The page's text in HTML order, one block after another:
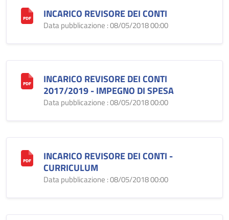
INCARICO REVISORE DEI CONTI
Data pubblicazione : 08/05/2018 00:00
INCARICO REVISORE DEI CONTI
2017/2019 - IMPEGNO DI SPESA
Data pubblicazione : 08/05/2018 00:00
INCARICO REVISORE DEI CONTI -
CURRICULUM
Data pubblicazione : 08/05/2018 00:00